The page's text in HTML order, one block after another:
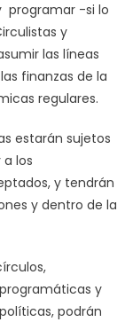
programar -si lo
y
las líneas
finanzas de la
regulares.
estarán sujetos
los
y tendrán
y dentro de la
y
podrán